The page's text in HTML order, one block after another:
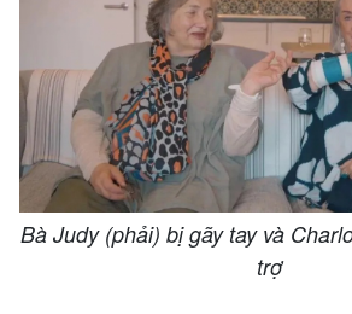
Bà Judy (phải) bị gãy tay và
trợ